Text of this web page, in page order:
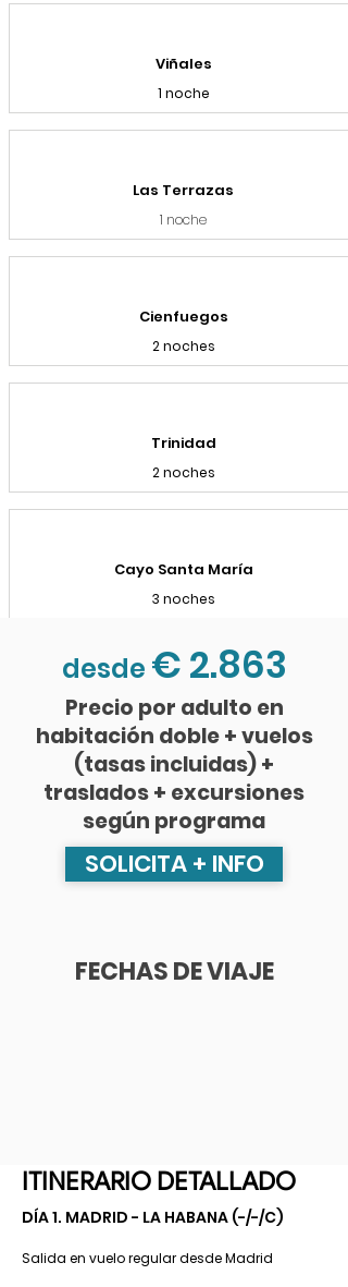
Viñales
1 noche
Las Terrazas
1 noche
Cienfuegos
2 noches
Trinidad
2 noches
Cayo Santa María
3 noches
desde € 2.863
Precio por adulto en
habitación doble + vuelos
(tasas incluidas) +
traslados + excursiones
según programa
SOLICITA + INFO
FECHAS DE VIAJE
ITINERARIO DETALLADO
DÍA 1. MADRID - LA HABANA (-/-/C)
Salida en vuelo regular desde Madrid